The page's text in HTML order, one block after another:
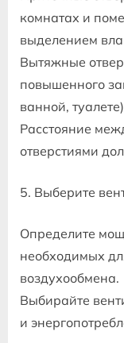
комнатах и
выделением
Вытяжные
повышенного
ванной,
Расстояние
отверстиями
5. Выберите
Определите
необходимых
воздухообмена.
Выбирайте
и